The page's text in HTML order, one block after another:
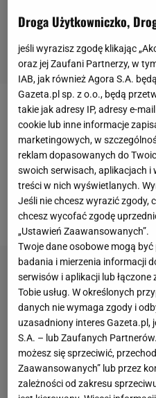
Mistrzostwa świata w
krokami. Zostało do nich
miesięcy. W decydującą
eliminacje do tej
pierwsze trzy kolejki
poznamy już wszystkie
Droga Użytkowniczko,
jeśli wyrazisz zgodę klikając
oraz jej Zaufani Partnerzy, w
IAB, jak również Agora S.A.
Gazeta.pl sp. z o.o., będą
takie jak adresy IP, adresy e-
cookie lub inne informacje
marketingowych, w
reklam dopasowanych do
swoich serwisach, aplikacjach i
treści w nich wyświetlanych.
Jeśli nie chcesz wyrazić zgody,
chcesz wycofać zgodę
„Ustawień Zaawansowanych”.
Twoje dane osobowe mogą
badania i mierzenia informacji
serwisów i aplikacji lub
Tobie usług. W określonych
danych nie wymaga zgody i
uzasadniony interes Gazeta.pl,
S.A. – lub Zaufanych
możesz się sprzeciwić,
Zaawansowanych” lub przez
zależności od zakresu